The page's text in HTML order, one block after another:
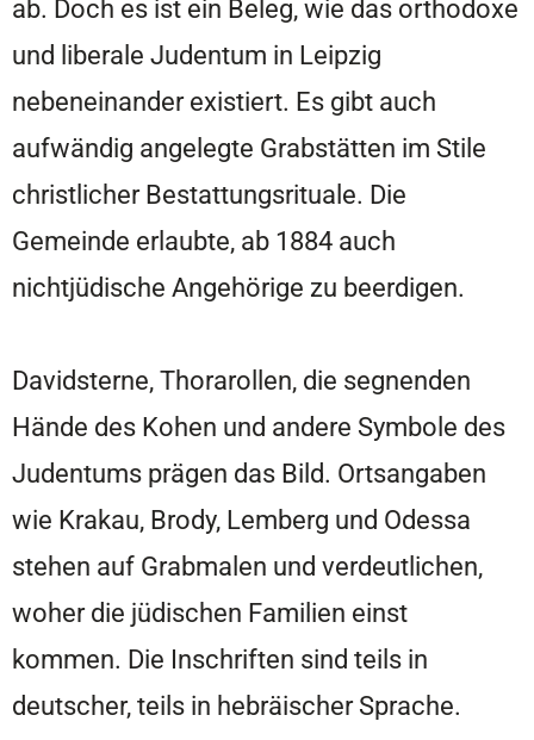
ab. Doch es ist ein Beleg, wie das orthodoxe
und liberale Judentum in Leipzig
nebeneinander existiert. Es gibt auch
aufwändig angelegte Grabstätten im Stile
christlicher Bestattungsrituale. Die
Gemeinde erlaubte, ab 1884 auch
nichtjüdische Angehörige zu beerdigen.
Davidsterne, Thorarollen, die segnenden
Hände des Kohen und andere Symbole des
Judentums prägen das Bild. Ortsangaben
wie Krakau, Brody, Lemberg und Odessa
stehen auf Grabmalen und verdeutlichen,
woher die jüdischen Familien einst
kommen. Die Inschriften sind teils in
deutscher, teils in hebräischer Sprache.